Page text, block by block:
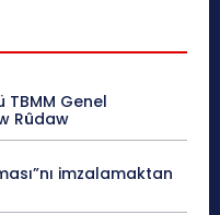
TBMM Genel
Rûdaw
imzalamaktan